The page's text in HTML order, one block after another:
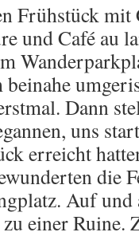
Frühstück mit
und Café au
Dann
uns
erreicht
die
Auf und
einer Ruine.